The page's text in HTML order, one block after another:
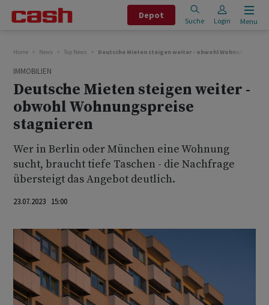
Depot
Suche Login Menu
Home News Top News Deutsche Mieten steigen weiter - obwohl
IMMOBILIEN
Deutsche Mieten steigen weiter -
obwohl Wohnungspreise
stagnieren
Wer in Berlin oder München eine Wohnung
sucht, braucht tiefe Taschen - die Nachfrage
übersteigt das Angebot deutlich.
23.07.2023 15:00